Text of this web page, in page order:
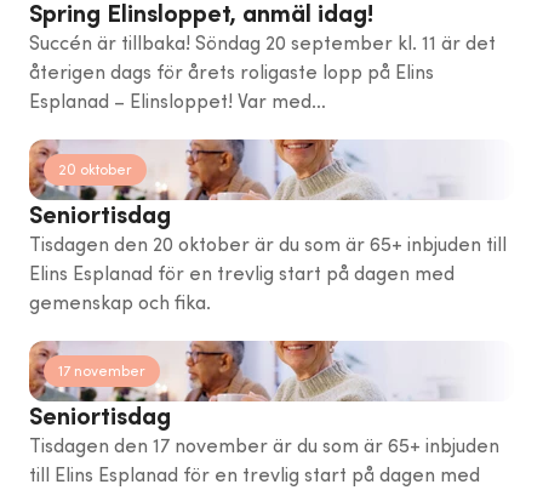
Spring Elinsloppet, anmäl idag!
Succén är tillbaka! Söndag 20 september kl. 11 är det
återigen dags för årets roligaste lopp på Elins
Esplanad – Elinsloppet! Var med…
20 oktober
Seniortisdag
Tisdagen den 20 oktober är du som är 65+ inbjuden till
Elins Esplanad för en trevlig start på dagen med
gemenskap och fika.
17 november
Seniortisdag
Tisdagen den 17 november är du som är 65+ inbjuden
till Elins Esplanad för en trevlig start på dagen med